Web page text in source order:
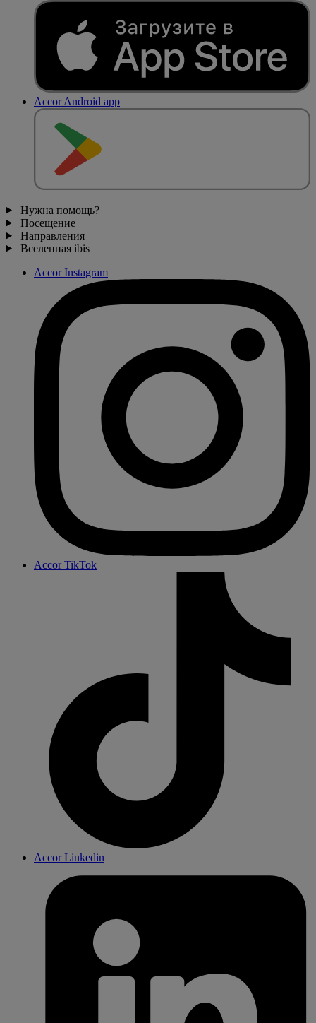
Accor Android app
Нужна помощь?
Посещение
Направления
Вселенная ibis
Accor Instagram
Accor TikTok
Accor Linkedin